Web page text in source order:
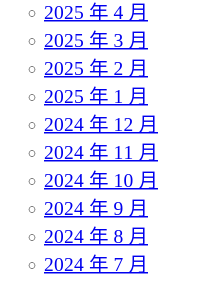
2025 年 4 月
2025 年 3 月
2025 年 2 月
2025 年 1 月
2024 年 12 月
2024 年 11 月
2024 年 10 月
2024 年 9 月
2024 年 8 月
2024 年 7 月